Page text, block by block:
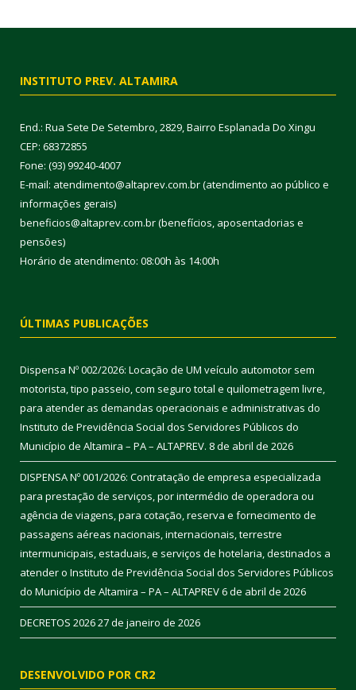
INSTITUTO PREV. ALTAMIRA
End.: Rua Sete De Setembro, 2829, Bairro Esplanada Do Xingu
CEP: 68372855
Fone: (93) 99240-4007
E-mail: atendimento@altaprev.com.br (atendimento ao público e
informações gerais)
beneficios@altaprev.com.br (benefícios, aposentadorias e
pensões)
Horário de atendimento: 08:00h às 14:00h
ÚLTIMAS PUBLICAÇÕES
Dispensa Nº 002/2026: Locação de UM veículo automotor sem
motorista, tipo passeio, com seguro total e quilometragem livre,
para atender as demandas operacionais e administrativas do
Instituto de Previdência Social dos Servidores Públicos do
Município de Altamira – PA – ALTAPREV. 8 de abril de 2026
DISPENSA Nº 001/2026: Contratação de empresa especializada
para prestação de serviços, por intermédio de operadora ou
agência de viagens, para cotação, reserva e fornecimento de
passagens aéreas nacionais, internacionais, terrestre
intermunicipais, estaduais, e serviços de hotelaria, destinados a
atender o Instituto de Previdência Social dos Servidores Públicos
do Município de Altamira – PA – ALTAPREV6 de abril de 2026
DECRETOS 202627 de janeiro de 2026
DESENVOLVIDO POR CR2